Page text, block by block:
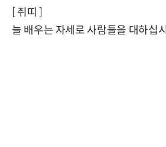
[ 쥐띠 ]
늘 배우는 자세로 사람들을 대하십